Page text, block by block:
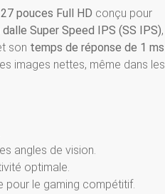
27 pouces Full HD conçu pour
dalle Super Speed IPS (SS IPS),
son temps de réponse de 1 ms
images nettes, même dans les
angles de vision.
optimale.
pour le gaming compétitif.